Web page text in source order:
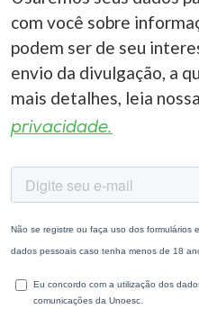
com você sobre
podem ser de seu
envio da divulgação, a
mais detalhes, leia nossa
privacidade.